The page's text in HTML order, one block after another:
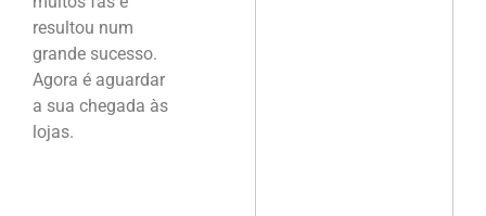
resultou num
grande sucesso.
Agora é aguardar
a sua chegada às
lojas.